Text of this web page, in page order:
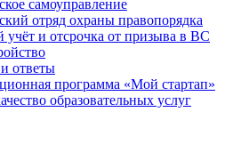
самоуправление
отряд охраны правопорядка
учёт и отсрочка от призыва в ВС
ответы
программа «Мой стартап»
образовательных услуг